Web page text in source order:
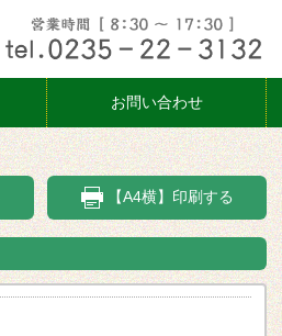
お問い合わせ
【A4横】印刷する